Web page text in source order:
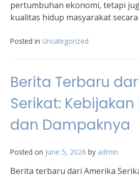
pertumbuhan ekonomi, tetapi
kualitas hidup masyarakat
Posted in Uncategorized
Berita Terbaru
Serikat: Kebijakan
dan Dampaknya
Posted on June 5, 2026 by admin
Berita terbaru dari Amerika